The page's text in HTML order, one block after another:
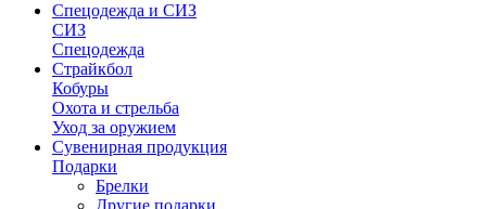
Спецодежда и СИЗ
СИЗ
Спецодежда
Страйкбол
Кобуры
Охота и стрельба
Уход за оружием
Сувенирная продукция
Подарки
Брелки
Другие подарки